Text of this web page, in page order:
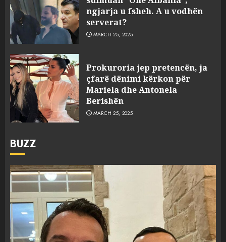
ngjarja u fsheh. A u vodhën
serverat?
MARCH 25, 2025
Prokuroria jep pretencën, ja
çfarë dënimi kërkon për
Mariela dhe Antonela
Berishën
MARCH 25, 2025
BUZZ